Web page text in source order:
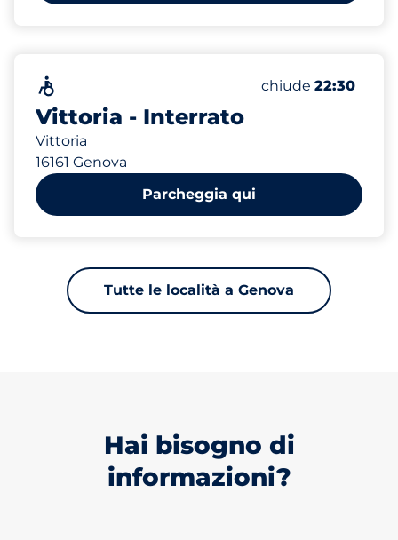
Vittoria - Interrato
Vittoria
16161 Genova
Senza barriere architettonicheNumero di posti
Posti totali
Sabato
chiude 22:30
Parcheggia qui
Tutte le località a Genova
Hai bisogno di
informazioni?